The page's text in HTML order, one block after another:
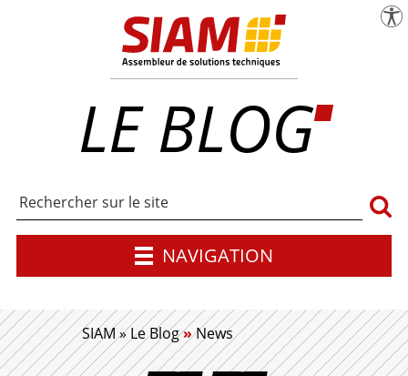
SIAM | Expert en maîtrise d'œuvre
LE BLOG
NAVIGATION
SIAM»Le Blog»News